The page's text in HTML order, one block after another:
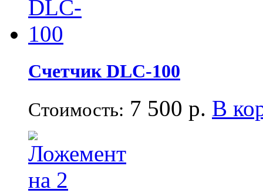
Счетчик DLC-100
Стоимость: 7 500 р. В